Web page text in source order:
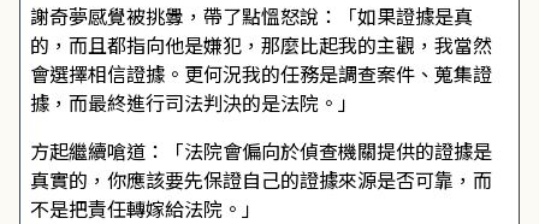
謝奇夢感覺被挑釁，帶了點慍怒說：「如果證據是真
的，而且都指向他是嫌犯，那麼比起我的主觀，我當然
會選擇相信證據。更何況我的任務是調查案件、蒐集證
據，而最終進行司法判決的是法院。」
方起繼續嗆道：「法院會偏向於偵查機關提供的證據是
真實的，你應該要先保證自己的證據來源是否可靠，而
不是把責任轉嫁給法院。」